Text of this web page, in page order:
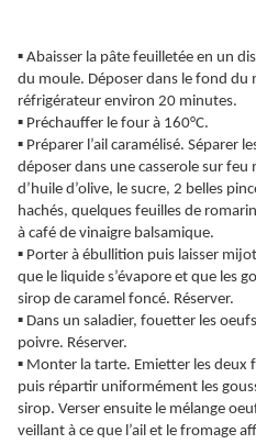
▪️ Abaisser la pâte feuilletée en un
du moule. Déposer dans le fond du
réfrigérateur environ 20 minutes.
▪️ Préchauffer le four à 160°C.
▪️ Préparer l’ail caramélisé. Séparer
déposer dans une casserole sur
d’huile d’olive, le sucre, 2 belles
hachés, quelques feuilles de
à café de vinaigre balsamique.
▪️ Porter à ébullition puis laisser
que le liquide s’évapore et que les
sirop de caramel foncé. Réserver.
▪️ Dans un saladier, fouetter les
poivre. Réserver.
▪️ Monter la tarte. Emietter les deux
puis répartir uniformément les
sirop. Verser ensuite le mélange
veillant à ce que l’ail et le fromage